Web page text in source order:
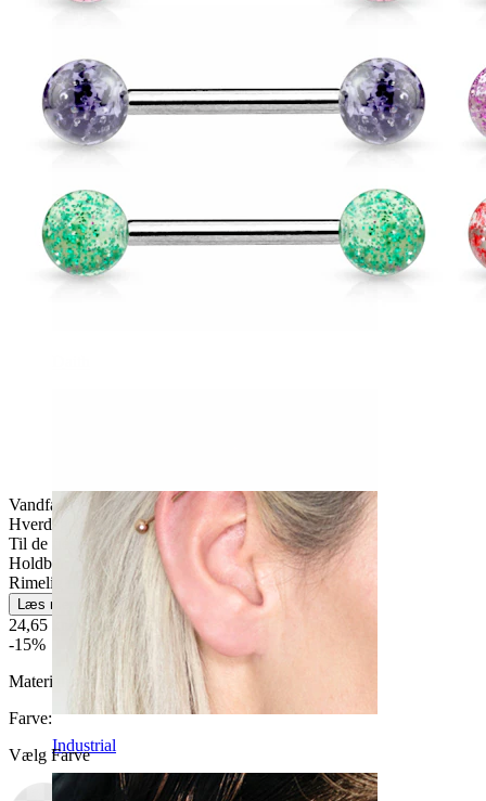
Industrial
Vandfast
Hverdagsbrug
Til de fleste hudtyper
Holdbar
Rimelig nemt
Læs mere
24,65 kr
29,00 kr
-15%
Materiale:
Kirurgisk stål / Akryl
Farve:
Vælg Farve